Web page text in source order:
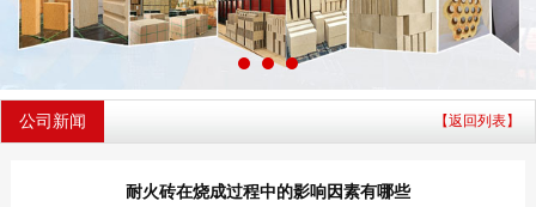
公司新闻 【返回列表】
耐火砖在烧成过程中的影响因素有哪些